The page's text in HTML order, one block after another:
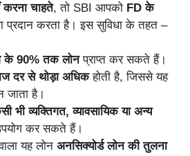
चाहते, तो SBI आपको FD के
प्रदान करता है। इस सुविधा के तहत –
के 90% तक लोनप्राप्त कर सकते हैं।
दर से थोड़ा अधिकहोती है, जिससे यह
जाता है।
भी व्यक्तिगत, व्यावसायिक या अन्य
कर सकते हैं।
यह लोनअनसिक्योर्ड लोन की तुलना